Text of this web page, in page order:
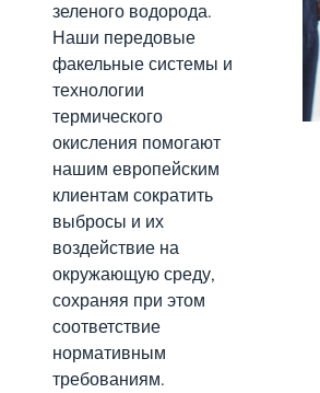
зеленого водорода.
Наши передовые
факельные системы и
технологии
термического
окисления помогают
нашим европейским
клиентам сократить
выбросы и их
воздействие на
окружающую среду,
сохраняя при этом
соответствие
нормативным
требованиям.